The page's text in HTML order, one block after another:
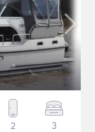
2 3